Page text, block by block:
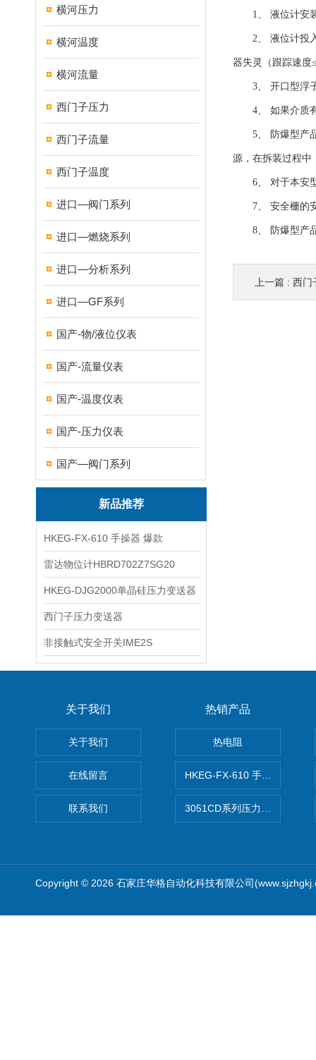
横河压力
横河温度
横河流量
西门子压力
西门子流量
西门子温度
进口—阀门系列
进口—燃烧系列
进口—分析系列
进口—GF系列
国产-物/液位仪表
国产-流量仪表
国产-温度仪表
国产-压力仪表
国产—阀门系列
新品推荐
HKEG-FX-610 手操器 爆款
雷达物位计HBRD702Z7SG20
HKEG-DJG2000单晶硅压力变送器
西门子压力变送器
非接触式安全开关IME2S
1、 液位计安装
2、 液位计投入
器失灵（跟踪速度
3、 开口型浮子
4、 如果介质有
5、 防爆型产品
源，在拆装过程中
6、 对于本安型
7、 安全栅的安
8、 防爆型产品
上一篇 : 西门
关于我们
关于我们
在线留言
联系我们
热销产品
热电阻
3051CD系列压力变送器
Copyright © 2026 石家庄华格自动化科技有限公司